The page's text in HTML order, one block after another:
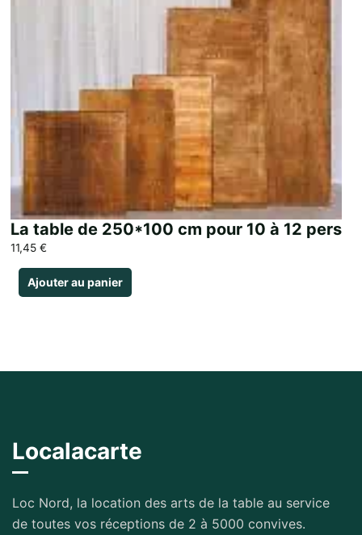
La table de 250*100 cm pour 10 à 12 pers
11,45 €
Ajouter au panier
Localacarte
Loc Nord, la location des arts de la table au service
de toutes vos réceptions de 2 à 5000 convives.